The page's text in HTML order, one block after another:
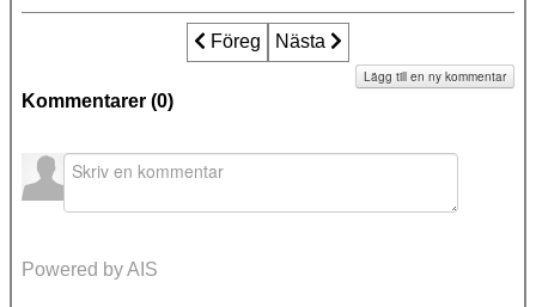
Föregående artikel: Oskyldigt dömda:
Föreg Nästa artikel: Outreaufallet -
Nästa
Kommentarer (0)
Lägg till en ny kommentar
Powered by AIS